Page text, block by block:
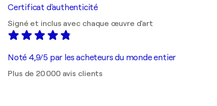
Certificat d'authenticité
Signé et inclus avec chaque œuvre d'art
Noté 4,9/5 par les acheteurs du monde entier
Plus de 20 000 avis clients